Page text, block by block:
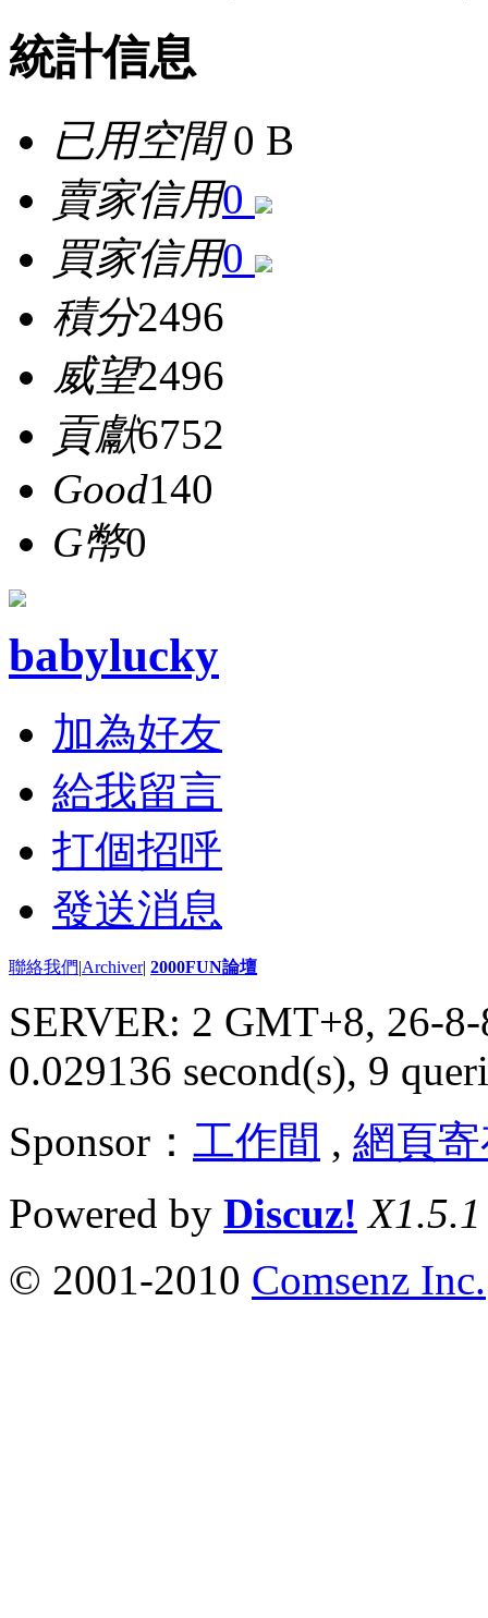
統計信息
已用空間0 B
賣家信用0
買家信用0
積分2496
威望2496
貢獻6752
Good140
G幣0
babylucky
加為好友
給我留言
打個招呼
發送消息
聯絡我們|Archiver| 2000FUN論壇
SERVER: 2 GMT+8, 26-
0.029136 second(s), 9
Sponsor： 工作間 , 網頁
Powered by Discuz! X1.5.1
© 2001-2010 Comsenz Inc.